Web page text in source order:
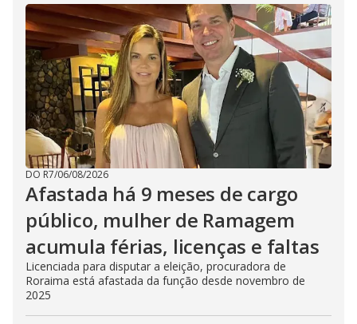
DO R7/06/08/2026
Afastada há 9 meses de cargo
público, mulher de Ramagem
acumula férias, licenças e faltas
Licenciada para disputar a eleição, procuradora de
Roraima está afastada da função desde novembro de
2025